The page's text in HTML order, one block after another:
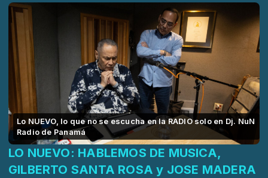
Lo NUEVO, lo que no se escucha en la RADIO solo en Dj. NuN
Radio de Panamá
LO NUEVO: HABLEMOS DE MUSICA,
GILBERTO SANTA ROSA y JOSE MADERA